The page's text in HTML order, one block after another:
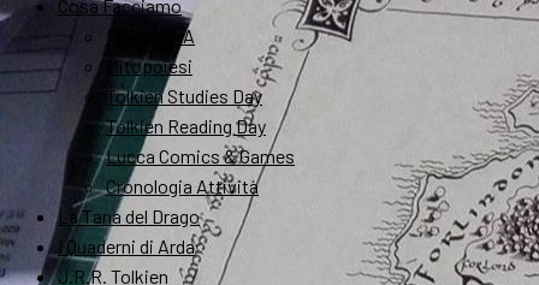
Cosa Facciamo
FantastikA
Mitopoiesi
Tolkien Studies Day
Tolkien Reading Day
Lucca Comics & Games
Cronologia Attività
La Tana del Drago
I Quaderni di Arda
J.R.R. Tolkien